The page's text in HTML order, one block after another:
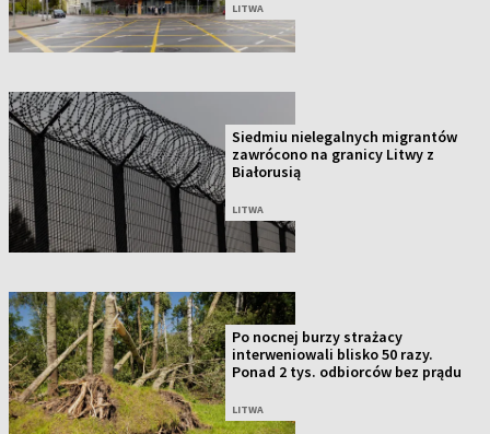
LITWA
Siedmiu nielegalnych migrantów
zawrócono na granicy Litwy z
Białorusią
LITWA
Po nocnej burzy strażacy
interweniowali blisko 50 razy.
Ponad 2 tys. odbiorców bez prądu
LITWA